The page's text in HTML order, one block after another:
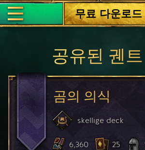
무료 다운로드
공유된 궨트
곰의 의식
skellige deck
6,360 25